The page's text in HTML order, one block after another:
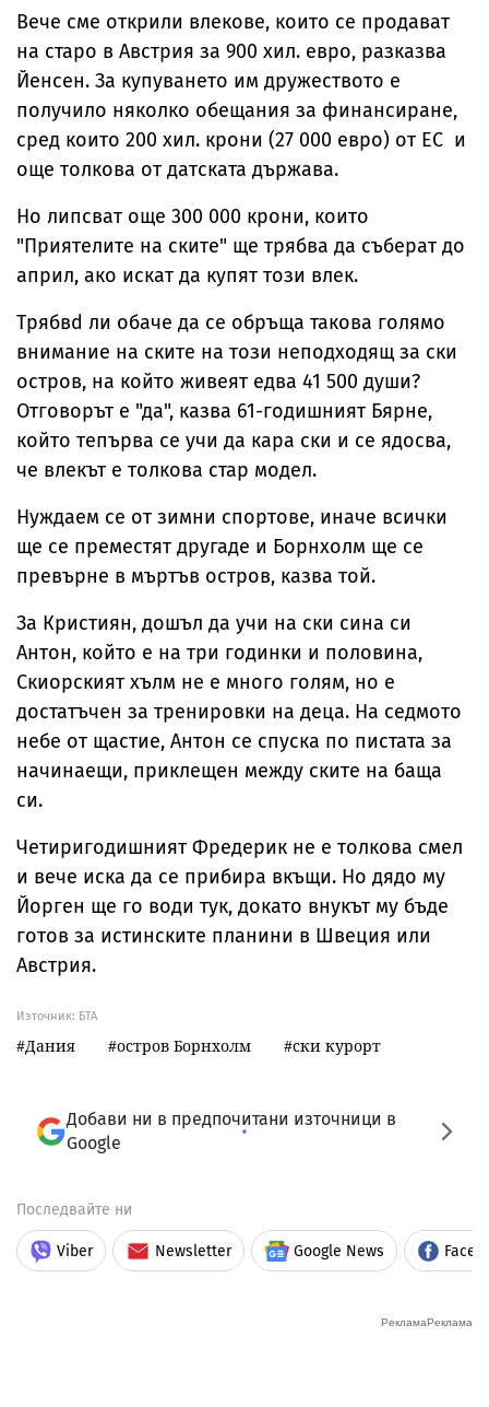
Вече сме открили влекове, които се продават
на старо в Австрия за 900 хил. евро, разказва
Йенсен. За купуването им дружеството е
получило няколко обещания за финансиране,
сред които 200 хил. крони (27 000 евро) от ЕС и
още толкова от датската държава.
Но липсват още 300 000 крони, които
"Приятелите на ските" ще трябва да съберат до
април, ако искат да купят този влек.
Трябвd ли обаче да се обръща такова голямо
внимание на ските на този неподходящ за ски
остров, на който живеят едва 41 500 души?
Отговорът е "да", казва 61-годишният Бярне,
който тепърва се учи да кара ски и се ядосва,
че влекът е толкова стар модел.
Нуждаем се от зимни спортове, иначе всички
ще се преместят другаде и Борнхолм ще се
превърне в мъртъв остров, казва той.
За Кристиян, дошъл да учи на ски сина си
Антон, който е на три годинки и половина,
Скиорският хълм не е много голям, но е
достатъчен за тренировки на деца. На седмото
небе от щастие, Антон се спуска по пистата за
начинаещи, приклещен между ските на баща
си.
Четиригодишният Фредерик не е толкова смел
и вече иска да се прибира вкъщи. Но дядо му
Йорген ще го води тук, докато внукът му бъде
готов за истинските планини в Швеция или
Австрия.
Източник: БТА
Дания остров Борнхолм ски курорт
Добави ни в предпочитани източници в
Google
Последвайте ни
Viber Newsletter Google News